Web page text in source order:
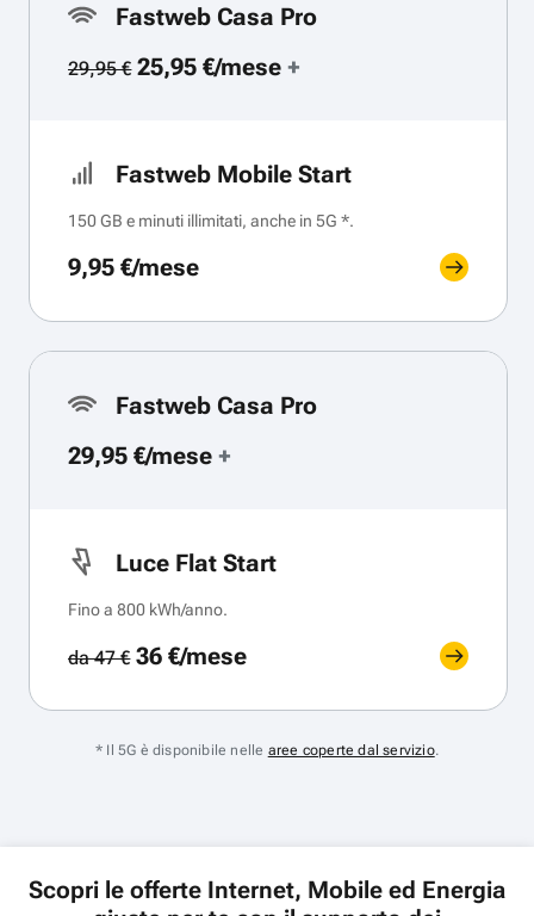
Fastweb Casa Pro
29,95 €25,95 €/mese+
Fastweb Mobile Start
150 GB e minuti illimitati, anche in 5G *.
9,95 €/mese
Fastweb Casa Pro
29,95 €/mese +
Luce Flat Start
Fino a 800 kWh/anno.
da 47 €36 €/mese
* Il 5G è disponibile nelle aree coperte dal servizio.
Scopri le offerte Internet, Mobile ed Energia